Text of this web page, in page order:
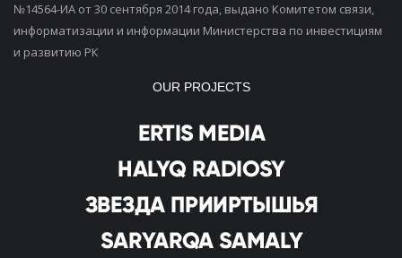
№14564-ИА от 30 сентября 2014 года, выдано Комитетом связи,
информатизации и информации Министерства по инвестициям
и развитию РК
OUR PROJECTS